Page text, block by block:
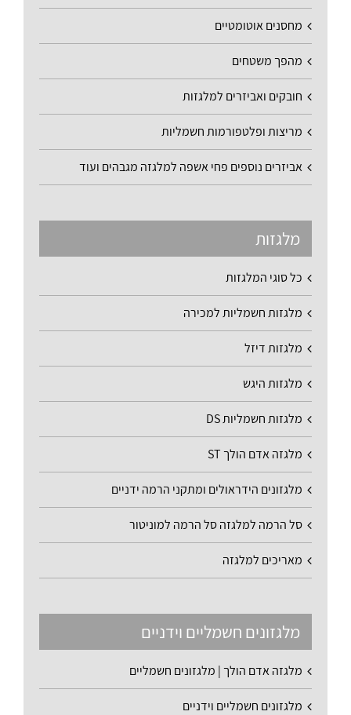
מחסנים אוטומטיים
מהפך משטחים
חובקים ואביזרים למלגזות
מריצות ופלטפורמות חשמליות
אביזרים נוספים פחי אשפה למלגזה מגבהים ועוד
מלגזות
כל סוגי המלגזות
מלגזות חשמליות למכירה
מלגזות דיזל
מלגזות היגש
מלגזות חשמליות DS
מלגזה אדם הולך ST
מלגזונים הידראולים ומתקני הרמה ידניים
סל הרמה למלגזה סל הרמה למוניטור
מאריכים למלגזה
מלגזונים חשמליים וידניים
מלגזה אדם הולך | מלגזונים חשמליים
מלגזונים חשמליים וידניים